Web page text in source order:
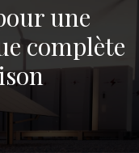
une
complète